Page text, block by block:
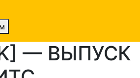
— ВЫПУСК